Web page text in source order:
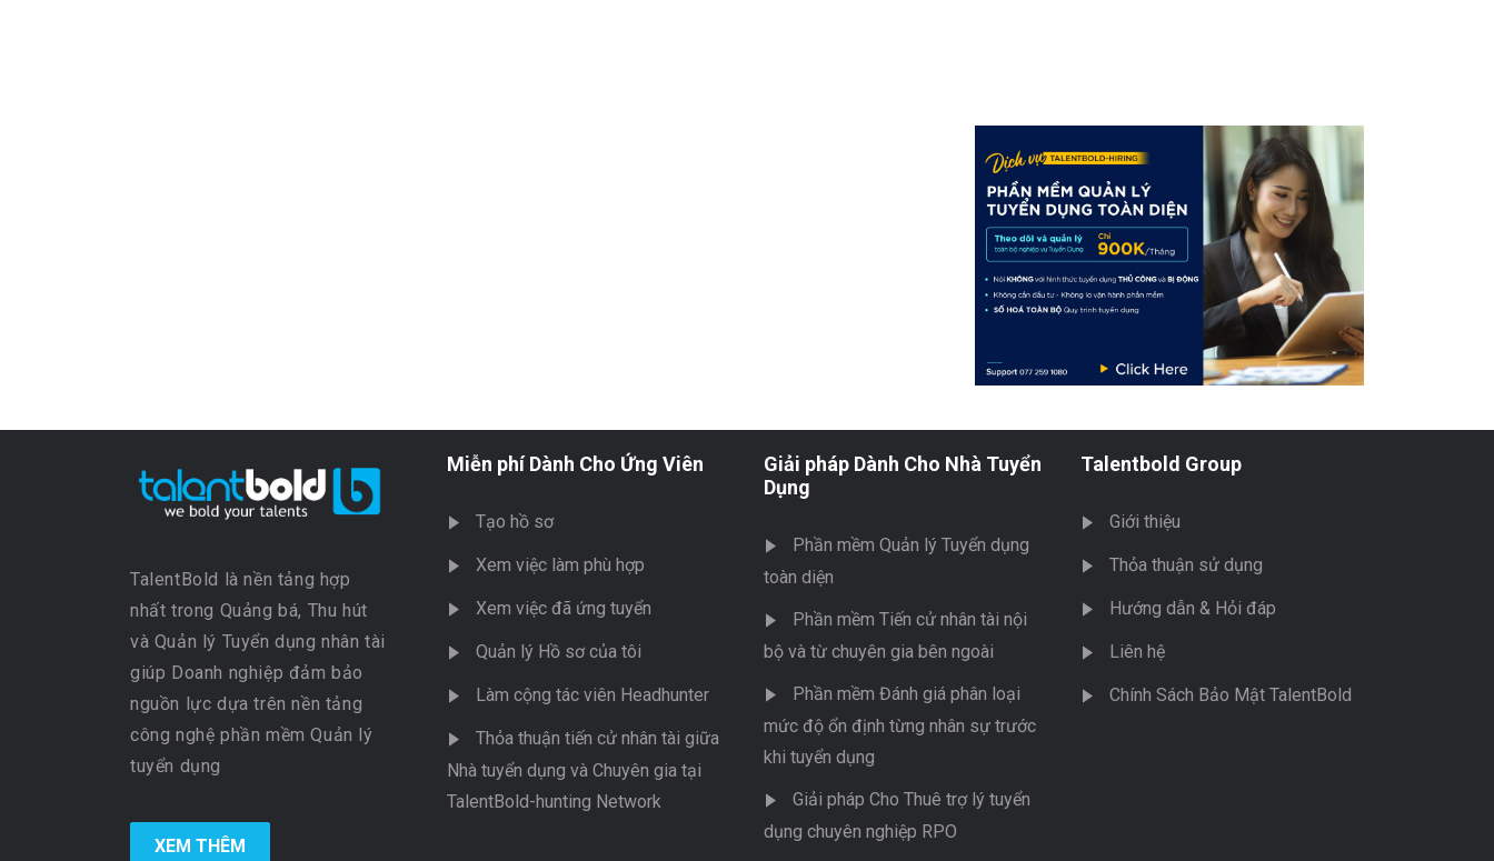
TalentBold là nền tảng hợp
nhất trong Quảng bá, Thu hút
và Quản lý Tuyển dụng nhân tài
giúp Doanh nghiệp đảm bảo
nguồn lực dựa trên nền tảng
công nghệ phần mềm Quản lý
tuyển dụng
XEM THÊM
Miễn phí Dành Cho Ứng Viên
Tạo hồ sơ
Xem việc làm phù hợp
Xem việc đã ứng tuyển
Quản lý Hồ sơ của tôi
Làm cộng tác viên Headhunter
Thỏa thuận tiến cử nhân tài giữa
Nhà tuyển dụng và Chuyên gia tại
TalentBold-hunting Network
Giải pháp Dành Cho Nhà Tuyển
Dụng
Phần mềm Quản lý Tuyển dụng
toàn diện
Phần mềm Tiến cử nhân tài nội
bộ và từ chuyên gia bên ngoài
Phần mềm Đánh giá phân loại
mức độ ổn định từng nhân sự trước
khi tuyển dụng
Giải pháp Cho Thuê trợ lý tuyển
dụng chuyên nghiệp RPO
Talentbold Group
Giới thiệu
Thỏa thuận sử dụng
Hướng dẫn & Hỏi đáp
Liên hệ
Chính Sách Bảo Mật TalentBold